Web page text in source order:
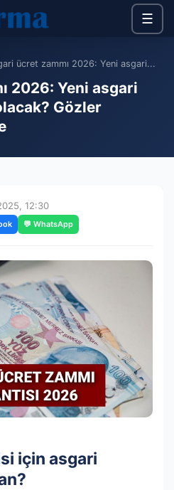
☰
ücret zammı 2026: Yeni asgari...
2026: Yeni asgari
Gözler
12:30
💬 WhatsApp
için asgari